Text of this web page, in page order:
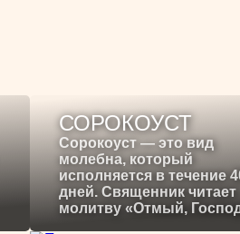
СОРОКОУСТ
Сорокоуст — это вид
молебна, который
исполняется в течение
дней. Священник читает
молитву «Отмый,